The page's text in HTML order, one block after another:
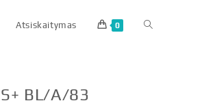
Atsiskaitymas 0
BL/A/83